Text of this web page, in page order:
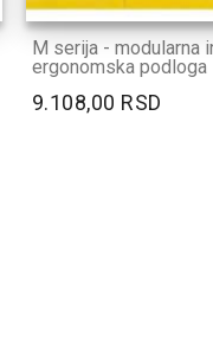
M serija - modularna
ergonomska podloga
9.108,00 RSD